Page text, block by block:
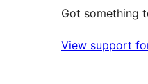
စောင်
ချက်
စောင်
Got something
View support